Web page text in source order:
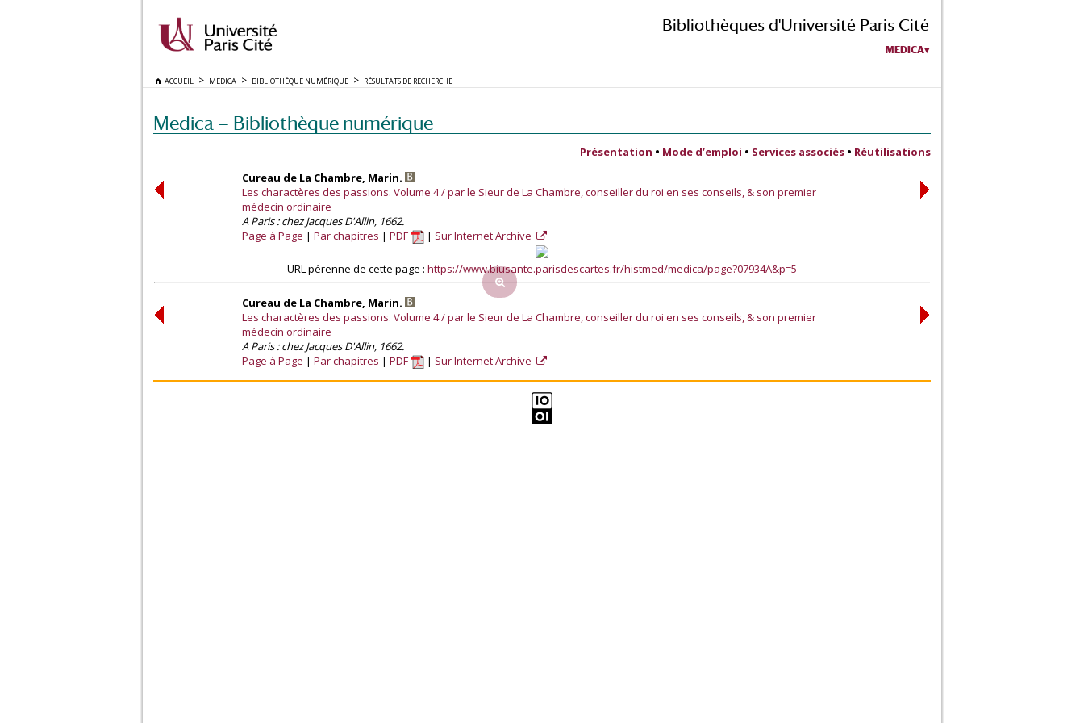
Bibliothèques d'Université Paris Cité
MEDICA
ACCUEIL MEDICA BIBLIOTHÈQUE NUMÉRIQUE RÉSULTATS DE RECHERCHE
Medica — Bibliothèque numérique
Présentation • Mode d’emploi • Services associés • Réutilisations
Cureau de La Chambre, Marin.
Les charactères des passions. Volume 4 / par le Sieur de La Chambre, conseiller du roi en ses conseils, & son premier
médecin ordinaire
A Paris : chez Jacques D'Allin, 1662.
Page à Page
Par chapitres PDF Sur Internet Archive
URL pérenne de cette page : https://www.biusante.parisdescartes.fr/histmed/medica/page?07934A&p=5
Cureau de La Chambre, Marin.
Les charactères des passions. Volume 4 / par le Sieur de La Chambre, conseiller du roi en ses conseils, & son premier
médecin ordinaire
A Paris : chez Jacques D'Allin, 1662.
Page à Page
Par chapitres PDF Sur Internet Archive